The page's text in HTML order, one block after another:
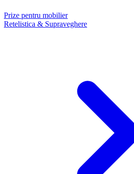
Prize pentru mobilier
Retelistica & Supraveghere